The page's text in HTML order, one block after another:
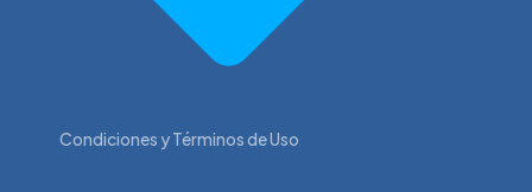
Condiciones y Términos de Uso